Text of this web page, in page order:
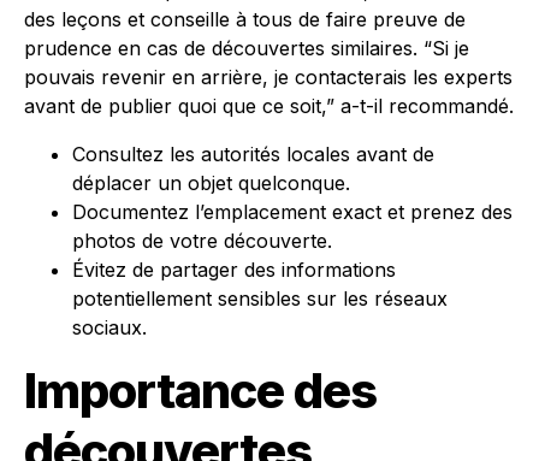
des leçons et conseille à tous de faire preuve de
prudence en cas de découvertes similaires. “Si je
pouvais revenir en arrière, je contacterais les experts
avant de publier quoi que ce soit,” a-t-il recommandé.
Consultez les autorités locales avant de
déplacer un objet quelconque.
Documentez l’emplacement exact et prenez des
photos de votre découverte.
Évitez de partager des informations
potentiellement sensibles sur les réseaux
sociaux.
Importance des